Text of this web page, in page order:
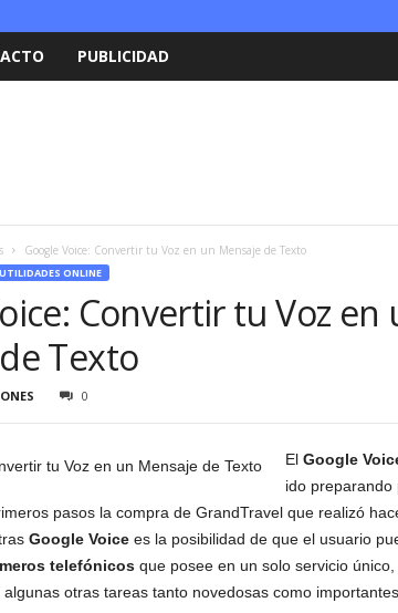
PUBLICIDAD
Google Voice: Convertir tu Voz en un Mensaje de Texto
UTILIDADES ONLINE
Convertir tu Voz en
Texto
0
El Google
ido preparando
pasos la compra de GrandTravel que realizó
Google Voicees la posibilidad de que el usuario
telefónicosque posee en un solo servicio
otras tareas tanto novedosas como